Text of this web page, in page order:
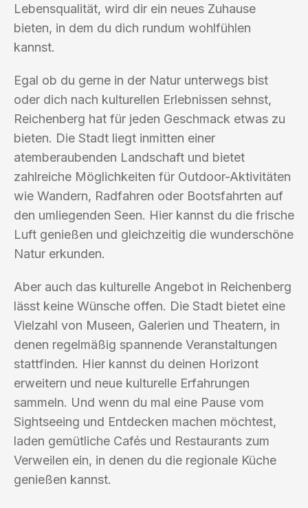
Lebensqualität, wird dir ein neues Zuhause
bieten, in dem du dich rundum wohlfühlen
kannst.
Egal ob du gerne in der Natur unterwegs bist
oder dich nach kulturellen Erlebnissen sehnst,
Reichenberg hat für jeden Geschmack etwas zu
bieten. Die Stadt liegt inmitten einer
atemberaubenden Landschaft und bietet
zahlreiche Möglichkeiten für Outdoor-Aktivitäten
wie Wandern, Radfahren oder Bootsfahrten auf
den umliegenden Seen. Hier kannst du die frische
Luft genießen und gleichzeitig die wunderschöne
Natur erkunden.
Aber auch das kulturelle Angebot in Reichenberg
lässt keine Wünsche offen. Die Stadt bietet eine
Vielzahl von Museen, Galerien und Theatern, in
denen regelmäßig spannende Veranstaltungen
stattfinden. Hier kannst du deinen Horizont
erweitern und neue kulturelle Erfahrungen
sammeln. Und wenn du mal eine Pause vom
Sightseeing und Entdecken machen möchtest,
laden gemütliche Cafés und Restaurants zum
Verweilen ein, in denen du die regionale Küche
genießen kannst.